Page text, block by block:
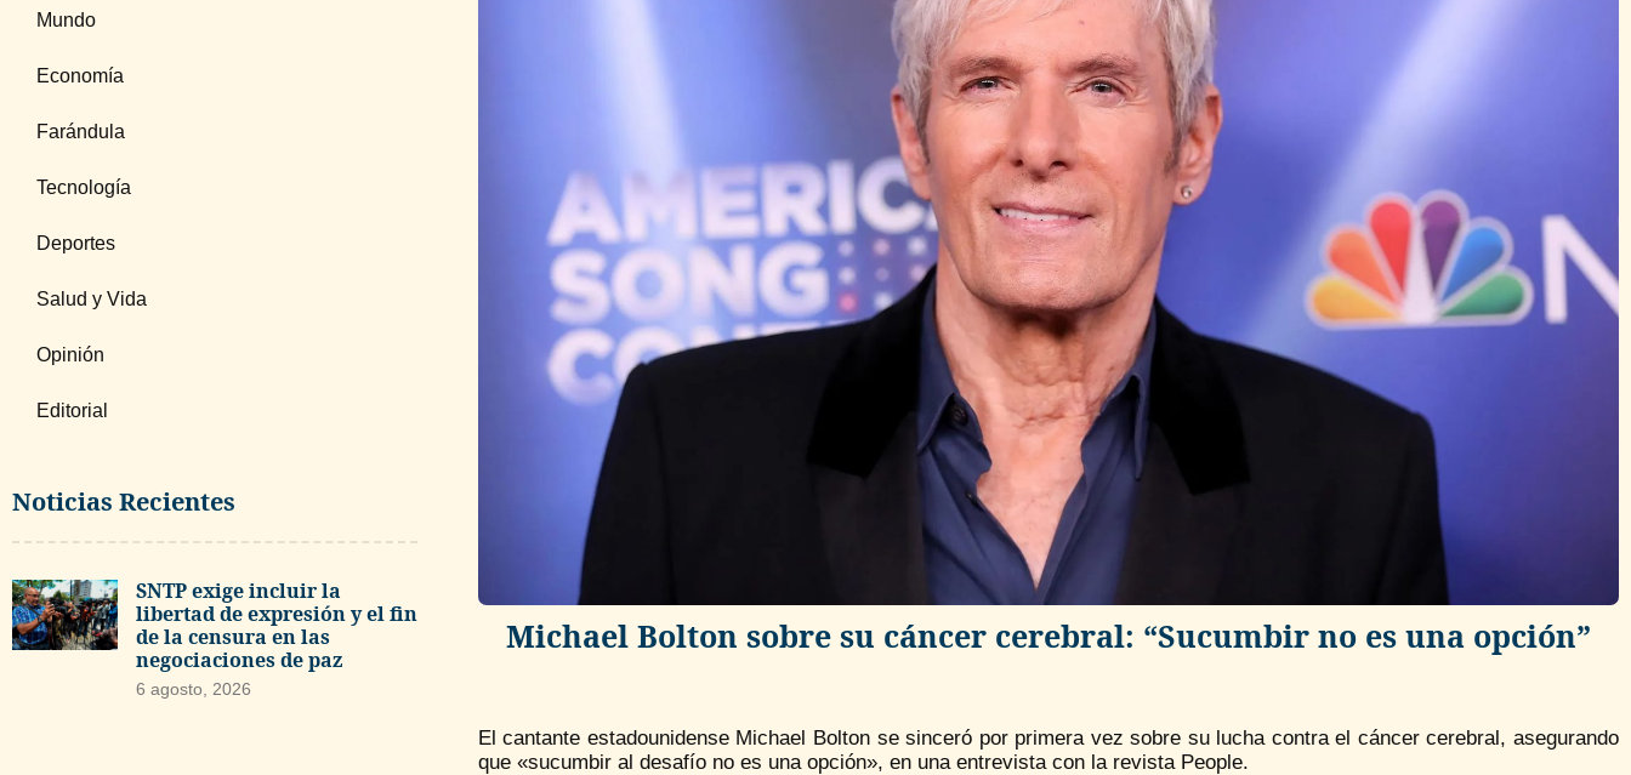
Mundo
Economía
Farándula
Tecnología
Deportes
Salud y Vida
Opinión
Editorial
Noticias Recientes
SNTP exige incluir la
libertad de expresión y el fin
de la censura en las
negociaciones de paz
6 agosto, 2026
Michael Bolton sobre su cáncer cerebral: “Sucumbir no es una opción”
El cantante estadounidense Michael Bolton se sinceró por primera vez sobre su lucha contra el cáncer cerebral, asegurando
que «sucumbir al desafío no es una opción», en una entrevista con la revista People.